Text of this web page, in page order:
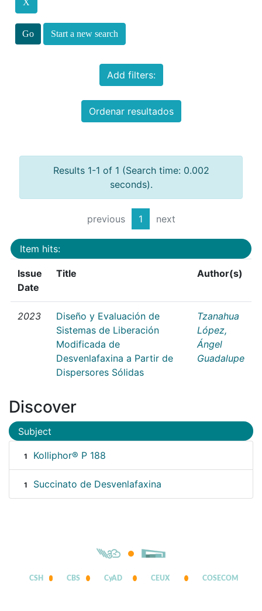
Start a new search
Add filters:
Ordenar resultados
Results 1-1 of 1 (Search time: 0.002
seconds).
previous 1 next
Item hits:
Issue
Date
Title Author(s)
2023
Diseño y Evaluación de
Sistemas de Liberación
Modificada de
Desvenlafaxina a Partir de
Dispersores Sólidas
Tzanahua
López,
Ángel
Guadalupe
Discover
Subject
1 Kolliphor® P 188
1 Succinato de Desvenlafaxina
CSH CBS CyAD CEUX COSECOM